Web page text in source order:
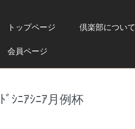
トップページ 倶楽部について
会員ページ
ｼﾆｱｼﾆｱ月例杯